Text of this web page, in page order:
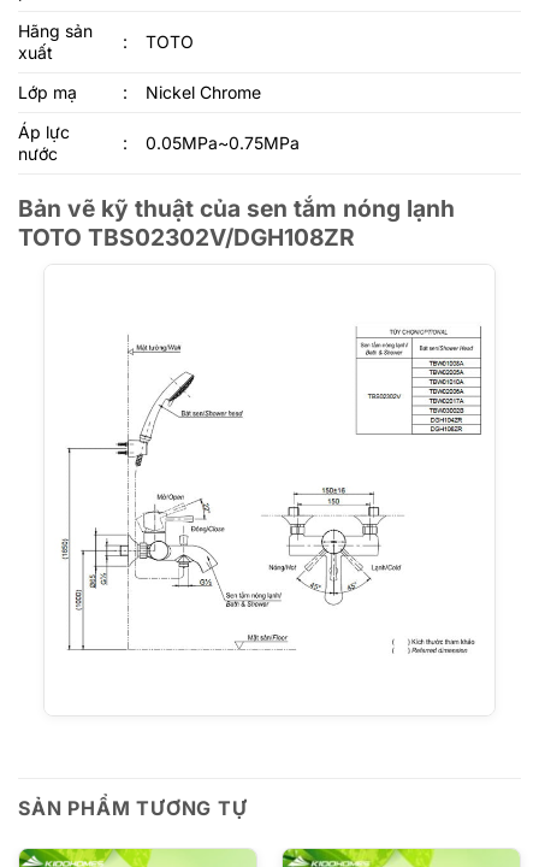
Hãng sản
xuất
: TOTO
Lớp mạ :
Nickel Chrome
Áp lực
nước
: 0.05MPa~0.75MPa
Bản vẽ kỹ thuật của sen tắm nóng lạnh
TOTO TBS02302V/DGH108ZR
SẢN PHẨM TƯƠNG TỰ